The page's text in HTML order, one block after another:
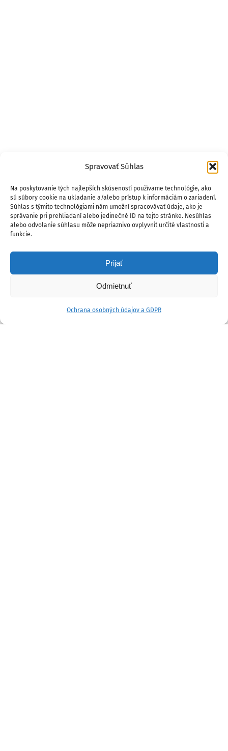
Spravovať Súhlas
Na poskytovanie tých najlepších skúseností používame technológie, ako
sú súbory cookie na ukladanie a/alebo prístup k informáciám o zariadení.
Súhlas s týmito technológiami nám umožní spracovávať údaje, ako je
správanie pri prehliadaní alebo jedinečné ID na tejto stránke. Nesúhlas
alebo odvolanie súhlasu môže nepriaznivo ovplyvniť určité vlastnosti a
funkcie.
Prijať
Odmietnuť
Ochrana osobných údajov a GDPR